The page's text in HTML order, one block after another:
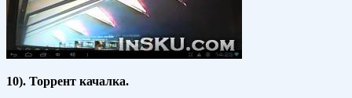
10). Торрент качалка.